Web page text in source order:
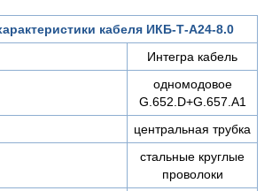
кабеля ИКБ-Т-А24-8.0
Интегра кабель
одномодовое
G.652.D+G.657.A1
центральная трубка
стальные круглые
проволоки